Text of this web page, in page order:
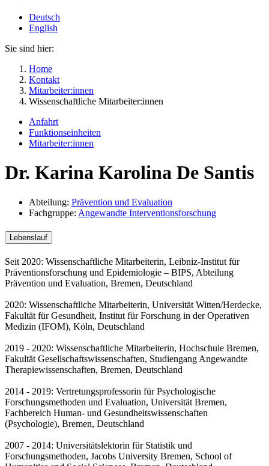
Deutsch
English
Sie sind hier:
Home
Kontakt
Mitarbeiter:innen
Wissenschaftliche Mitarbeiter:innen
Anfahrt
Funktionseinheiten
Mitarbeiter:innen
Dr. Karina Karolina De Santis
Abteilung: Prävention und Evaluation
Fachgruppe: Angewandte Interventionsforschung
Lebenslauf
Seit 2020: Wissenschaftliche Mitarbeiterin, Leibniz-Institut für
Präventionsforschung und Epidemiologie – BIPS, Abteilung
Prävention und Evaluation, Bremen, Deutschland
2020: Wissenschaftliche Mitarbeiterin, Universität Witten/Herdecke,
Fakultät für Gesundheit, Institut für Forschung in der Operativen
Medizin (IFOM), Köln, Deutschland
2019 - 2020: Wissenschaftliche Mitarbeiterin, Hochschule Bremen,
Fakultät Gesellschaftswissenschaften, Studiengang Angewandte
Therapiewissenschaften, Bremen, Deutschland
2014 - 2019: Vertretungsprofessorin für Psychologische
Forschungsmethoden und Evaluation, Universität Bremen,
Fachbereich Human- und Gesundheitswissenschaften
(Psychologie), Bremen, Deutschland
2007 - 2014: Universitätslektorin für Statistik und
Forschungsmethoden, Jacobs University Bremen, School of